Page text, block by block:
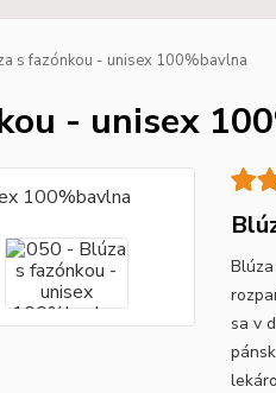
s fazónkou - unisex 100%bavlna
- unisex
sa v